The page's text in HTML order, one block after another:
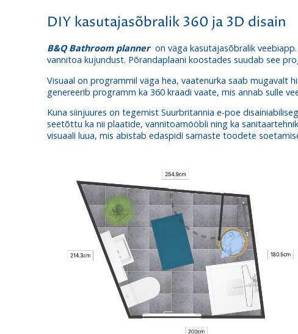
DIY kasutajasõbralik 360 ja 3D disain
B&Q Bathroom planner on väga kasutajasõbralik
vannitoa kujundust. Põrandaplaani koostades suudab see
Visuaal on programmil väga hea, vaatenurka saab mugavalt
genereerib programm ka 360 kraadi vaate, mis annab sulle
Kuna siinjuures on tegemist Suurbritannia e-poe
seetõttu ka nii plaatide, vannitoamööbli ning ka
visuaali luua, mis abistab edaspidi sarnaste toodete